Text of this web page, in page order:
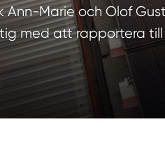
Ann-Marie och Olof
med att rapportera